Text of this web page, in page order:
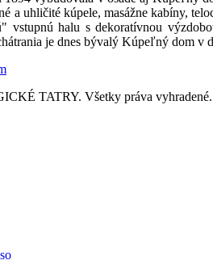
a uhličité kúpele, masážne kabíny,
vstupnú halu s dekoratívnou
je dnes bývalý Kúpeľný dom v
TATRY. Všetky práva vyhradené.